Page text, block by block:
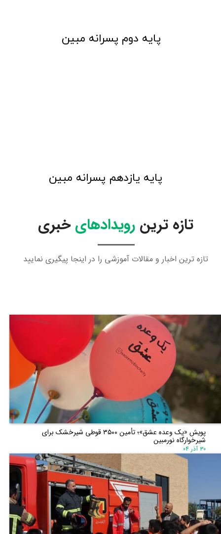
​پایه دوم پسرانه مبین
​پایه یازدهم پسرانه مبین
تازه ترین رویدادهایخبری
تازه ترین اخبار و مقالات آموزشی را در اینجا پیگیری نمایید
پویش «یک وعده عشق»؛ تأمین ۳۵۰۰ قوطی شیرخشک برای
شیرخوارگاه نورمبین
۳۰ آذر ۰۴